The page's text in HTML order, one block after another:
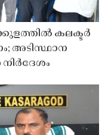
കലക്ടർ
അടിസ്ഥാന